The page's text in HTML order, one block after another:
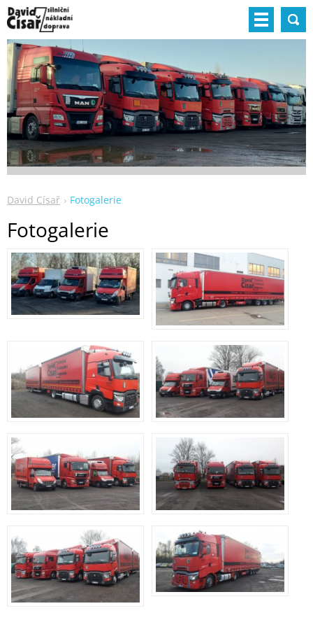
David Císař Fotogalerie
Fotogalerie